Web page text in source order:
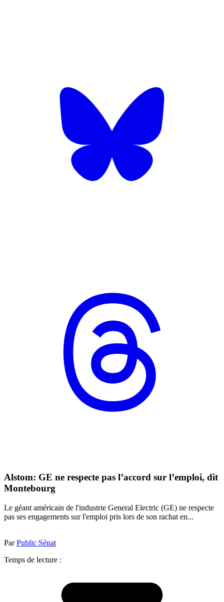
Alstom: GE ne respecte pas l’accord sur l’emploi, dit
Montebourg
Le géant américain de l'industrie General Electric (GE) ne respecte
pas ses engagements sur l'emploi pris lors de son rachat en...
ParPublic Sénat
Temps de lecture :